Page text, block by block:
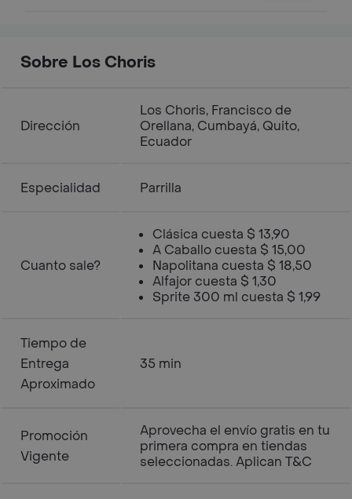
Sobre Los Choris
Dirección
Los Choris, Francisco de
Orellana, Cumbayá, Quito,
Ecuador
Especialidad Parrilla
Cuanto sale?
Clásica cuesta $ 13,90
A Caballo cuesta $ 15,00
Napolitana cuesta $ 18,50
Alfajor cuesta $ 1,30
Sprite 300 ml cuesta $ 1,99
Tiempo de
Entrega
Aproximado
35 min
Promoción
Vigente
Aprovecha el envío gratis en tu
primera compra en tiendas
seleccionadas. Aplican T&C